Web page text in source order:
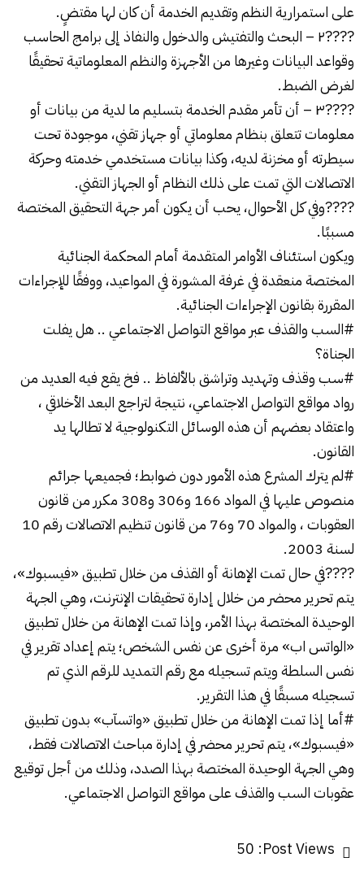
على استمرارية النظم وتقديم الخدمة أن كان لها مقتضٍ.
????️٢ – البحث والتفتيش والدخول والنفاذ إلى برامج الحاسب
وقواعد البيانات وغيرها من الأجهزة والنظم المعلوماتية تحقيقًا
لغرض الضبط.
????️٣ – أن تأمر مقدم الخدمة بتسليم ما لدية من بيانات أو
معلومات تتعلق بنظام معلوماتي أو جهاز تقني، موجودة تحت
سيطرته أو مخزنة لديه، وكذا بيانات مستخدمي خدمته وحركة
الاتصالات التي تمت على ذلك النظام أو الجهاز التقني.
????وفي كل الأحوال، يحب أن يكون أمر جهة التحقيق المختصة
مسببًا.
ويكون استئناف الأوامر المتقدمة أمام المحكمة الجنائية
المختصة منعقدة في غرفة المشورة في المواعيد، ووفقًا للإجراءات
المقررة بقانون الإجراءات الجنائية.
#السب والقذف عبر مواقع التواصل الاجتماعي .. هل يفلت
الجناة؟
#سب وقذف وتهديد وتراشق بالألفاظ .. فخ يقع فيه العديد من
رواد مواقع التواصل الاجتماعي، نتيجة لتراجع البعد الأخلاقي ،
واعتقاد بعضهم أن هذه الوسائل التكنولوجية لا تطالها يد
القانون.
#لم يترك المشرع هذه الأمور دون ضوابط؛ فجميعها جرائم
منصوص عليها في المواد 166 و306 و308 مكرر من قانون
العقوبات ، والمواد 70 و76 من قانون تنظيم الاتصالات رقم 10
لسنة 2003.
????في حال تمت الإهانة أو القذف من خلال تطبيق «فيسبوك»،
يتم تحرير محضر من خلال إدارة تحقيقات الإنترنت، وهي الجهة
الوحيدة المختصة بهذا الأمر، وإذا تمت الإهانة من خلال تطبيق
«الواتس اب» مرة أخرى عن نفس الشخص؛ يتم إعداد تقرير في
نفس السلطة ويتم تسجيله مع رقم التمديد للرقم الذي تم
تسجيله مسبقًا في هذا التقرير.
#أما إذا تمت الإهانة من خلال تطبيق «واتسآب» بدون تطبيق
«فيسبوك»، يتم تحرير محضر في إدارة مباحث الاتصالات فقط،
وهي الجهة الوحيدة المختصة بهذا الصدد، وذلك من أجل توقيع
عقوبات السب والقذف على مواقع التواصل الاجتماعي.
Post Views:
50